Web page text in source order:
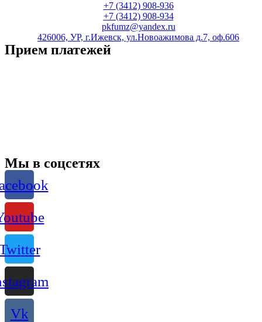
+7 (3412) 908-936
+7 (3412) 908-934
pkfumz@yandex.ru
426006, УР, г.Ижевск, ул.Новоажимова д.7, оф.606
Прием платежей
Мы в соцсетях
Vk